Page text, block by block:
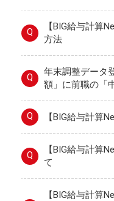
Q
【BIG給与計算
方法
Q
年末調整データ
額」に前職の「
Q 【BIG給与計算
Q
【BIG給与計算
て
【BIG給与計算